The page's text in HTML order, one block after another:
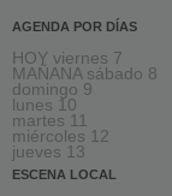
AGENDA POR DÍAS
HOY viernes 7
MAÑANA sábado 8
domingo 9
lunes 10
martes 11
miércoles 12
jueves 13
ESCENA LOCAL